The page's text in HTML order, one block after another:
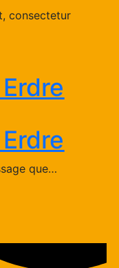
consectetur
que…